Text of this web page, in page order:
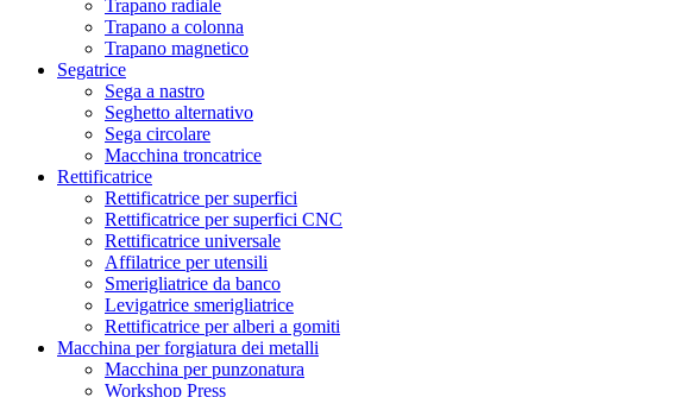
Trapano radiale
Trapano a colonna
Trapano magnetico
Segatrice
Sega a nastro
Seghetto alternativo
Sega circolare
Macchina troncatrice
Rettificatrice
Rettificatrice per superfici
Rettificatrice per superfici CNC
Rettificatrice universale
Affilatrice per utensili
Smerigliatrice da banco
Levigatrice smerigliatrice
Rettificatrice per alberi a gomiti
Macchina per forgiatura dei metalli
Macchina per punzonatura
Workshop Press